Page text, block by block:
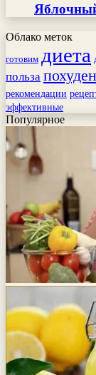
Облако меток
готовим диета
польза
рекомендации
эффективные
Популярное